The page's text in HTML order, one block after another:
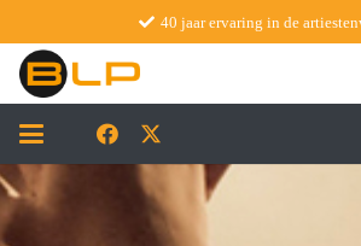
40 jaar ervaring in de